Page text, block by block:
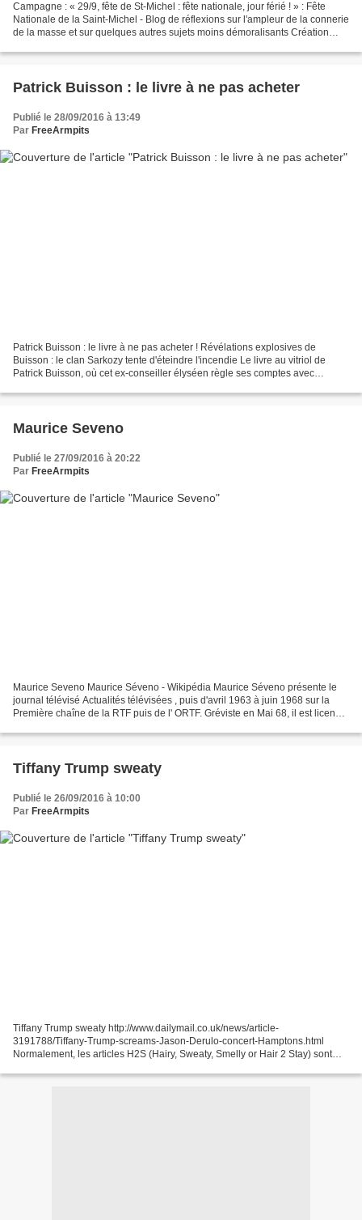
Campagne : « 29/9, fête de St-Michel : fête nationale, jour férié ! » : Fête
Nationale de la Saint-Michel - Blog de réflexions sur l'ampleur de la connerie
de la masse et sur quelques autres sujets moins démoralisants Création
Patrick Buisson : le livre à ne pas acheter
Publié le 28/09/2016 à 13:49
Par FreeArmpits
Patrick Buisson : le livre à ne pas acheter ! Révélations explosives de
Buisson : le clan Sarkozy tente d'éteindre l'incendie Le livre au vitriol de
Patrick Buisson, où cet ex-conseiller élyséen règle ses comptes avec
Maurice Seveno
Publié le 27/09/2016 à 20:22
Par FreeArmpits
Maurice Seveno Maurice Séveno - Wikipédia Maurice Séveno présente le
journal télévisé Actualités télévisées , puis d'avril 1963 à juin 1968 sur la
Première chaîne de la RTF puis de l' ORTF. Gréviste en Mai 68, il est licencié
Tiffany Trump sweaty
Publié le 26/09/2016 à 10:00
Par FreeArmpits
Tiffany Trump sweaty http://www.dailymail.co.uk/news/article-
3191788/Tiffany-Trump-screams-Jason-Derulo-concert-Hamptons.html
Normalement, les articles H2S (Hairy, Sweaty, Smelly or Hair 2 Stay) sont